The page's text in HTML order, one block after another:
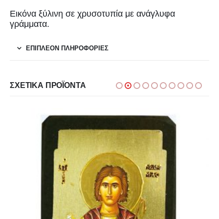
Εικόνα ξύλινη σε χρυσοτυπία με ανάγλυφα
γράμματα.
ΕΠΙΠΛΈΟΝ ΠΛΗΡΟΦΟΡΊΕΣ
ΣΧΕΤΙΚΆ ΠΡΟΪΌΝΤΑ